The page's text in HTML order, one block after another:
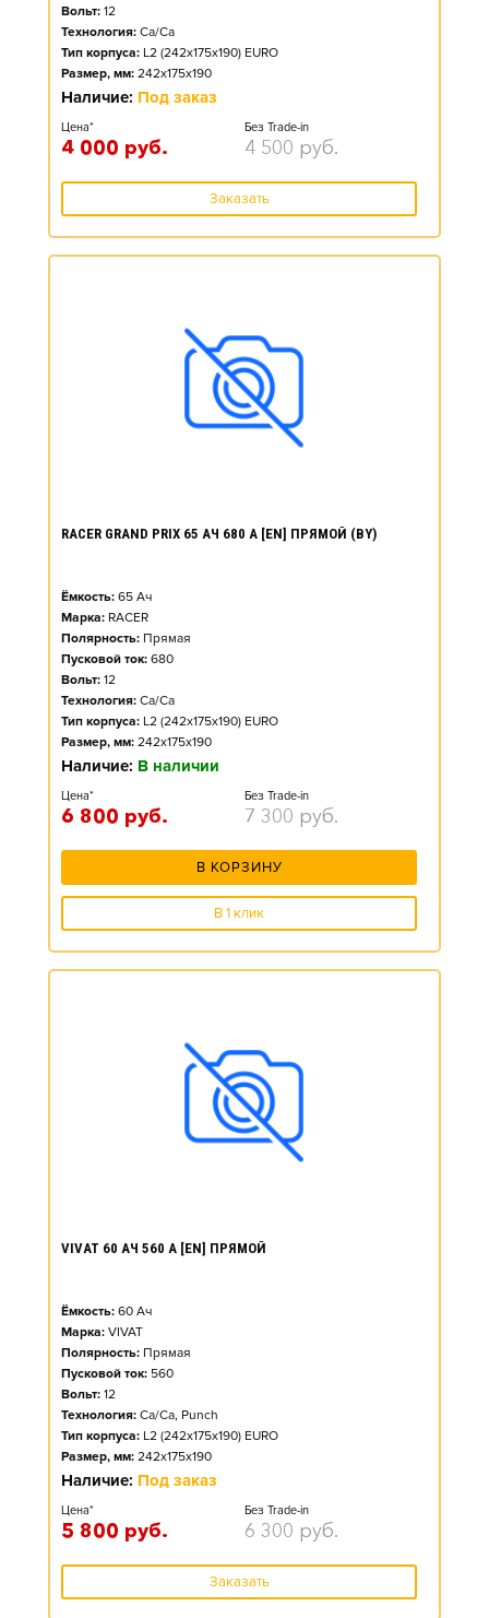
Вольт: 12
Технология: Ca/Ca
Тип корпуса: L2 (242x175x190) EURO
Размер, мм: 242x175x190
Наличие: Под заказ
Цена*
4 000 руб.
Без Trade-in
4 500 руб.
Заказать
RACER GRAND PRIX 65 АЧ 680 А [EN] ПРЯМОЙ (BY)
Ёмкость: 65 Ач
Марка: RACER
Полярность: Прямая
Пусковой ток: 680
Вольт: 12
Технология: Ca/Ca
Тип корпуса: L2 (242x175x190) EURO
Размер, мм: 242x175x190
Наличие: В наличии
Цена*
6 800 руб.
Без Trade-in
7 300 руб.
В КОРЗИНУ
В 1 клик
VIVAT 60 АЧ 560 А [EN] ПРЯМОЙ
Ёмкость: 60 Ач
Марка: VIVAT
Полярность: Прямая
Пусковой ток: 560
Вольт: 12
Технология: Ca/Ca, Punch
Тип корпуса: L2 (242x175x190) EURO
Размер, мм: 242x175x190
Наличие: Под заказ
Цена*
5 800 руб.
Без Trade-in
6 300 руб.
Заказать